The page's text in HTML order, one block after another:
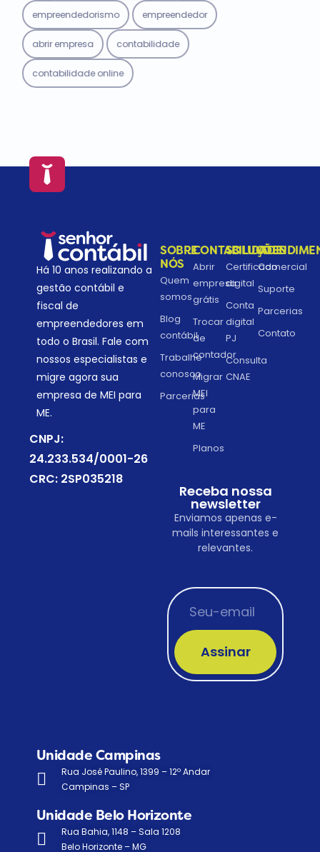
empreendedorismo empreendedor
abrir empresa contabilidade
contabilidade online
Há 10 anos realizando a
gestão contábil e
fiscal de
empreendedores em
todo o Brasil. Fale com
nossos especialistas e
migre agora sua
empresa de MEI para
ME.
CNPJ:
24.233.534/0001-26
CRC: 2SP035218
SOBRE
NÓS
Quem
somos
Blog
contábil
Trabalhe
conosco
Parcerias
CONTABILIDADE
Abrir
empresa
grátis
Trocar
de
contador
Migrar
MEI
para
ME
Planos
SOLUÇÕES
Certificado
digital
Conta
digital
PJ
Consulta
CNAE
Comercial
Suporte
Parcerias
Contato
Receba nossa
newsletter
Enviamos apenas e-
mails interessantes e
relevantes.
Assinar
Unidade Campinas
Rua José Paulino, 1399 – 12º Andar
Campinas – SP
Unidade Belo Horizonte
Rua Bahia, 1148 – Sala 1208
Belo Horizonte – MG